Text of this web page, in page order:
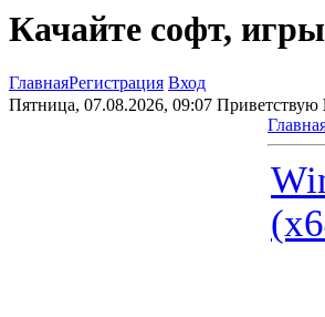
Качайте софт,
ГлавнаяРегистрация Вход
Пятница, 07.08.2026, 09:07 Приветствую